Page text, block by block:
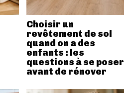
Choisir un
revêtement de sol
quand on a des
enfants : les
questions à se poser
avant de rénover